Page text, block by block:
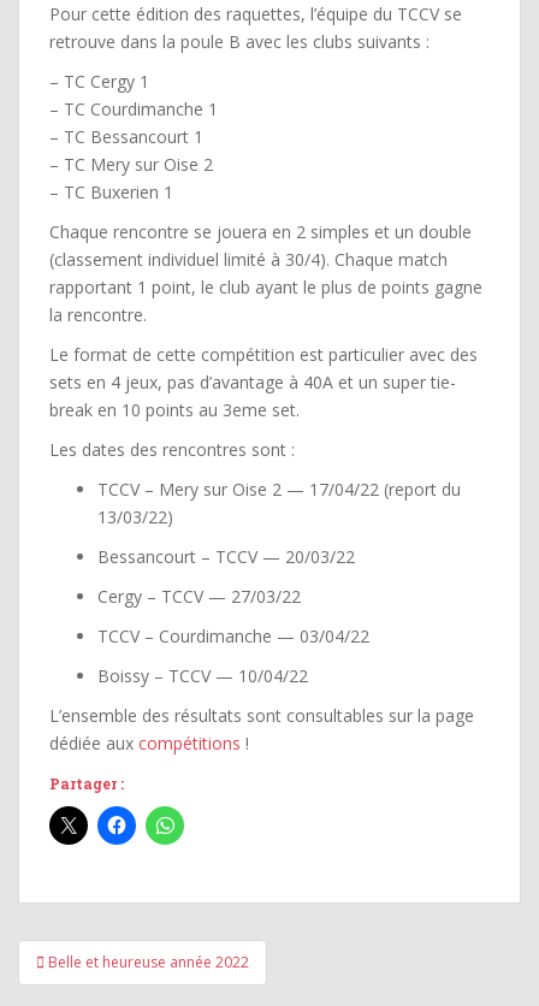
Pour cette édition des raquettes, l’équipe du TCCV se
retrouve dans la poule B avec les clubs suivants :
– TC Cergy 1
– TC Courdimanche 1
– TC Bessancourt 1
– TC Mery sur Oise 2
– TC Buxerien 1
Chaque rencontre se jouera en 2 simples et un double
(classement individuel limité à 30/4). Chaque match
rapportant 1 point, le club ayant le plus de points gagne
la rencontre.
Le format de cette compétition est particulier avec des
sets en 4 jeux, pas d’avantage à 40A et un super tie-
break en 10 points au 3eme set.
Les dates des rencontres sont :
TCCV – Mery sur Oise 2 — 17/04/22 (report du
13/03/22)
Bessancourt – TCCV — 20/03/22
Cergy – TCCV — 27/03/22
TCCV – Courdimanche — 03/04/22
Boissy – TCCV — 10/04/22
L’ensemble des résultats sont consultables sur la page
dédiée aux compétitions !
Partager :
Navigation
de
Belle et heureuse année 2022